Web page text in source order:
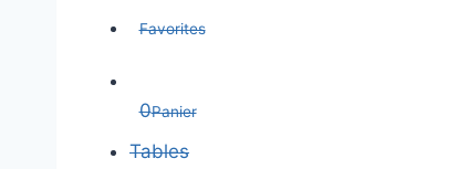
Favorites
0Panier
Tables